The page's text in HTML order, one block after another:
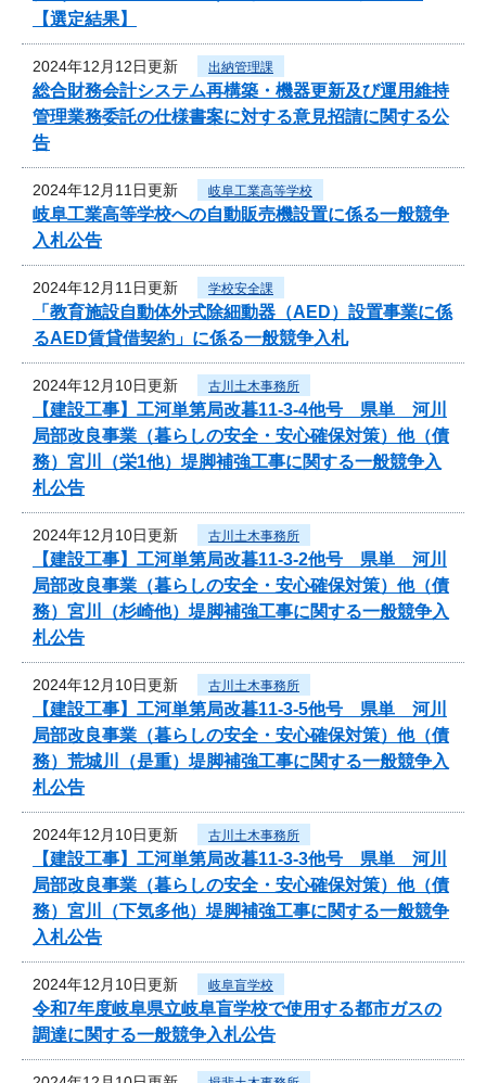
【選定結果】
2024年12月12日更新 出納管理課
総合財務会計システム再構築・機器更新及び運用維持
管理業務委託の仕様書案に対する意見招請に関する公
告
2024年12月11日更新 岐阜工業高等学校
岐阜工業高等学校への自動販売機設置に係る一般競争
入札公告
2024年12月11日更新 学校安全課
「教育施設自動体外式除細動器（AED）設置事業に係
るAED賃貸借契約」に係る一般競争入札
2024年12月10日更新 古川土木事務所
【建設工事】工河単第局改暮11-3-4他号 県単 河川
局部改良事業（暮らしの安全・安心確保対策）他（債
務）宮川（栄1他）堤脚補強工事に関する一般競争入
札公告
2024年12月10日更新 古川土木事務所
【建設工事】工河単第局改暮11-3-2他号 県単 河川
局部改良事業（暮らしの安全・安心確保対策）他（債
務）宮川（杉崎他）堤脚補強工事に関する一般競争入
札公告
2024年12月10日更新 古川土木事務所
【建設工事】工河単第局改暮11-3-5他号 県単 河川
局部改良事業（暮らしの安全・安心確保対策）他（債
務）荒城川（是重）堤脚補強工事に関する一般競争入
札公告
2024年12月10日更新 古川土木事務所
【建設工事】工河単第局改暮11-3-3他号 県単 河川
局部改良事業（暮らしの安全・安心確保対策）他（債
務）宮川（下気多他）堤脚補強工事に関する一般競争
入札公告
2024年12月10日更新 岐阜盲学校
令和7年度岐阜県立岐阜盲学校で使用する都市ガスの
調達に関する一般競争入札公告